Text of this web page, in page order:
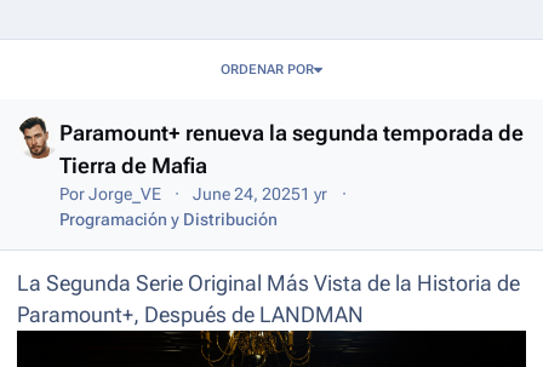
ORDENAR POR
Paramount+ renueva la segunda temporada de
Tierra de Mafia
PorJorge_VE June 24, 20251 yr
Programación y Distribución
La Segunda Serie Original Más Vista de la Historia de
Paramount+, Después de LANDMAN